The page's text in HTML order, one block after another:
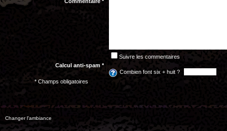
Suivre les commentaires
Calcul anti-spam *
Combien font six + huit ?
* Champs obligatoires
Changer l'ambiance